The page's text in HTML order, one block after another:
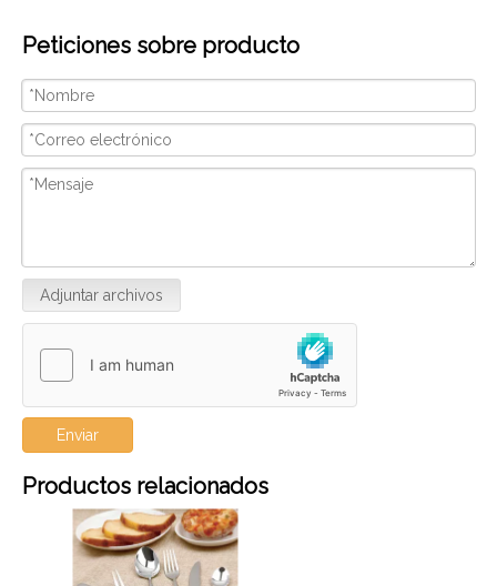
por la artesanía de calidad y el diseño innovador.
Peticiones sobre producto
Adjuntar archivos
Enviar
Productos relacionados